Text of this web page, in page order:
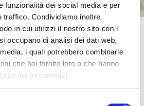
funzionalità dei social media e per
traffico. Condividiamo inoltre
in cui utilizzi il nostro sito con i
occupano di analisi dei dati web,
i quali potrebbero combinarle
che hai fornito loro o che hanno
dei loro servizi.
cervello?
un cervello in cartoncino cercando di